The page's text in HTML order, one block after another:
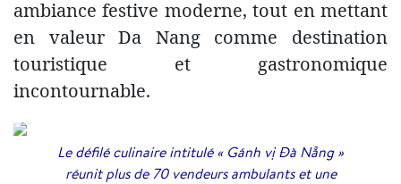
ambiance festive moderne, tout en mettant
en valeur Da Nang comme destination
touristique et gastronomique
incontournable.
Le défilé culinaire intitulé « Gánh vị Đà Nẵng »
réunit plus de 70 vendeurs ambulants et une